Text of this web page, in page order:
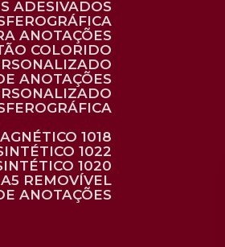
ADESIVADOS
ANOTAÇÕES
COLORIDO
ANOTAÇÕES
1018
1022
1020
REMOVÍVEL
ANOTAÇÕES